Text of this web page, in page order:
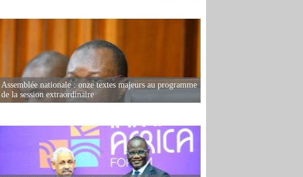
Assemblée nationale : onze textes majeurs au programme
de la session extraordinaire